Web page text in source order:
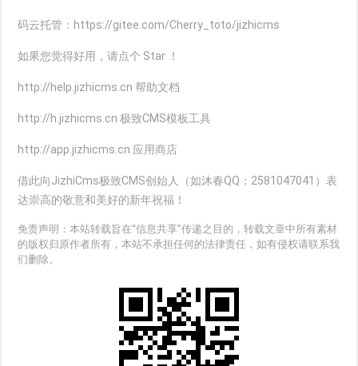
码云托管：https://gitee.com/Cherry_toto/jizhicms
如果您觉得好用，请点个 Star ！
http://help.jizhicms.cn 帮助文档
http://h.jizhicms.cn 极致CMS模板工具
http://app.jizhicms.cn 应用商店
借此向JizhiCms极致CMS创始人（如沐春QQ：2581047041）表
达崇高的敬意和美好的新年祝福！
免责声明：本站转载旨在“信息共享”传递之目的，转载文章中所有素材
的版权归原作者所有，本站不承担任何的法律责任，如有侵权请联系我
们删除。